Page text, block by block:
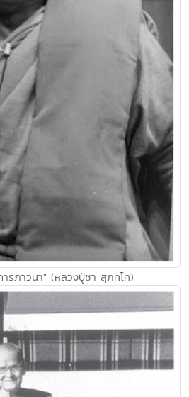
รภาวนา" (หลวงปู่ชา สุภัทโท)